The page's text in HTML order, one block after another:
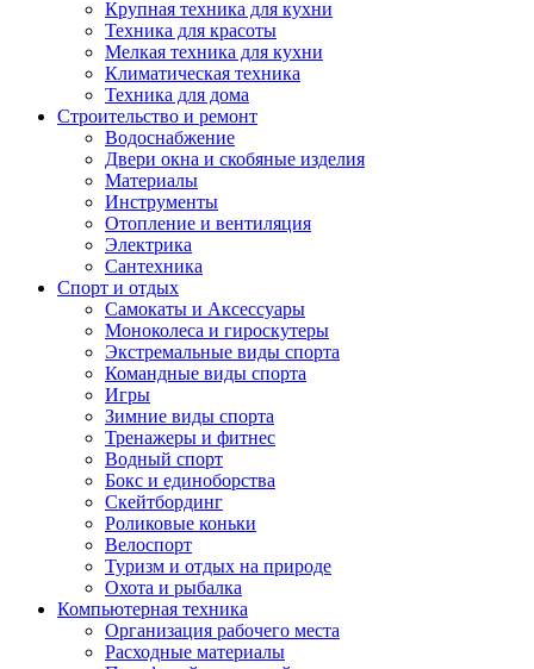
Крупная техника для кухни
Техника для красоты
Мелкая техника для кухни
Климатическая техника
Техника для дома
Строительство и ремонт
Водоснабжение
Двери окна и скобяные изделия
Материалы
Инструменты
Отопление и вентиляция
Электрика
Сантехника
Спорт и отдых
Самокаты и Аксессуары
Моноколеса и гироскутеры
Экстремальные виды спорта
Командные виды спорта
Игры
Зимние виды спорта
Тренажеры и фитнес
Водный спорт
Бокс и единоборства
Скейтбординг
Роликовые коньки
Велоспорт
Туризм и отдых на природе
Охота и рыбалка
Компьютерная техника
Организация рабочего места
Расходные материалы